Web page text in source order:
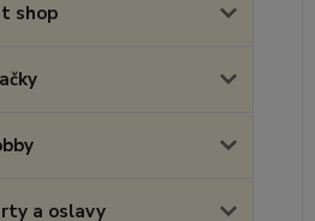
shop
a oslavy